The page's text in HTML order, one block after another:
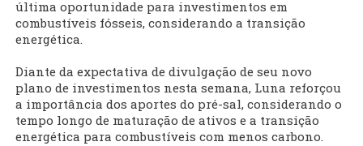
última oportunidade para investimentos em
combustíveis fósseis, considerando a transição
energética.
Diante da expectativa de divulgação de seu novo
plano de investimentos nesta semana, Luna reforçou
a importância dos aportes do pré-sal, considerando o
tempo longo de maturação de ativos e a transição
energética para combustíveis com menos carbono.